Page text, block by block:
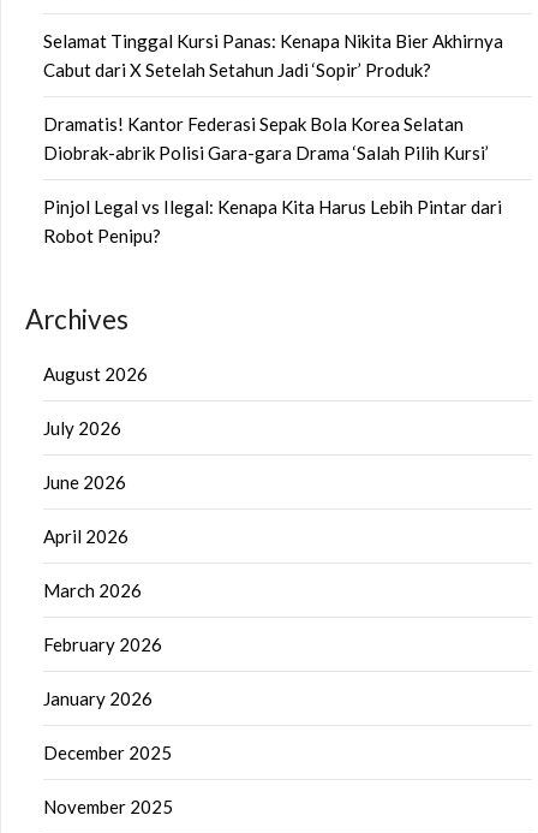
Selamat Tinggal Kursi Panas: Kenapa Nikita Bier Akhirnya
Cabut dari X Setelah Setahun Jadi ‘Sopir’ Produk?
Dramatis! Kantor Federasi Sepak Bola Korea Selatan
Diobrak-abrik Polisi Gara-gara Drama ‘Salah Pilih Kursi’
Pinjol Legal vs Ilegal: Kenapa Kita Harus Lebih Pintar dari
Robot Penipu?
Archives
August 2026
July 2026
June 2026
April 2026
March 2026
February 2026
January 2026
December 2025
November 2025